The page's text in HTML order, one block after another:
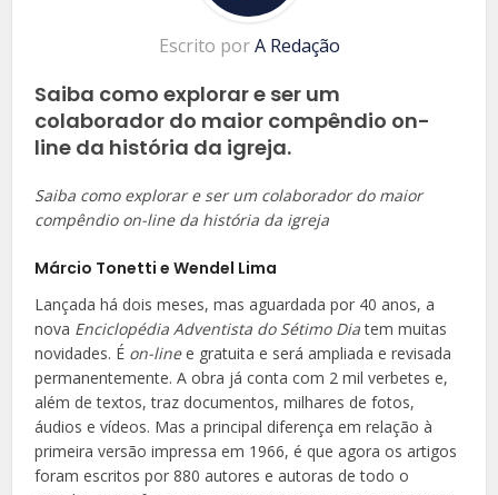
Escrito porA Redação
Saiba como explorar e ser um
colaborador do maior compêndio on-
line da história da igreja.
Saiba como explorar e ser um colaborador do maior
compêndio on-line da história da igreja
Márcio Tonetti e Wendel Lima
Lançada há dois meses, mas aguardada por 40 anos, a
nova Enciclopédia Adventista do Sétimo Diatem muitas
novidades. É on-linee gratuita e será ampliada e revisada
permanentemente. A obra já conta com 2 mil verbetes e,
além de textos, traz documentos, milhares de fotos,
áudios e vídeos. Mas a principal diferença em relação à
primeira versão impressa em 1966, é que agora os artigos
foram escritos por 880 autores e autoras de todo o